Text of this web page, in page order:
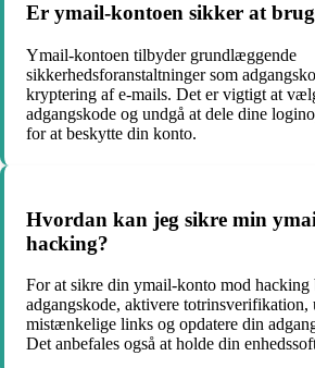
Er ymail-kontoen sikker at
Ymail-kontoen tilbyder grundlæggende
sikkerhedsforanstaltninger som
kryptering af e-mails. Det er vigtigt at
adgangskode og undgå at dele dine
for at beskytte din konto.
Hvordan kan jeg sikre min
hacking?
For at sikre din ymail-konto mod
adgangskode, aktivere totrinsverifikation,
mistænkelige links og opdatere din
Det anbefales også at holde din